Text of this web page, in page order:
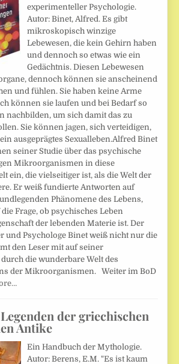
experimenteller Psychologie.
Autor: Binet, Alfred. Es gibt
mikroskopisch winzige
Lebewesen, die kein Gehirn haben
und dennoch so etwas wie ein
Gedächtnis. Diesen Lebewesen
dennoch können sie anscheinend
und fühlen. Sie haben keine Arme
können sie laufen und bei Bedarf so
nachbilden, um sich damit das zu
Sie können jagen, sich verteidigen,
ausgeprägtes Sexualleben.Alfred Binet
seiner Studie über das psychische
Mikroorganismen in diese
ein, die vielseitiger ist, als die Welt der
Er weiß fundierte Antworten auf
Phänomene des Lebens,
Frage, ob psychisches Leben
der lebenden Materie ist. Der
und Psychologe Binet weiß nicht nur die
den Leser mit auf seiner
die wunderbare Welt des
der Mikroorganismen. Weiter im BoD
der griechischen
Antike
Ein Handbuch der Mythologie.
Autor: Berens, E.M. "Es ist kaum